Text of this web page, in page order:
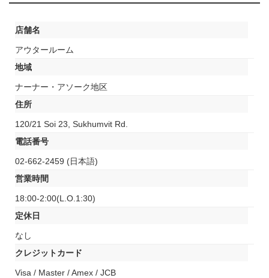
店舗名
アウタールーム
地域
ナーナー・アソーク地区
住所
120/21 Soi 23, Sukhumvit Rd.
電話番号
02-662-2459 (日本語)
営業時間
18:00-2:00(L.O.1:30)
定休日
なし
クレジットカード
Visa / Master / Amex / JCB